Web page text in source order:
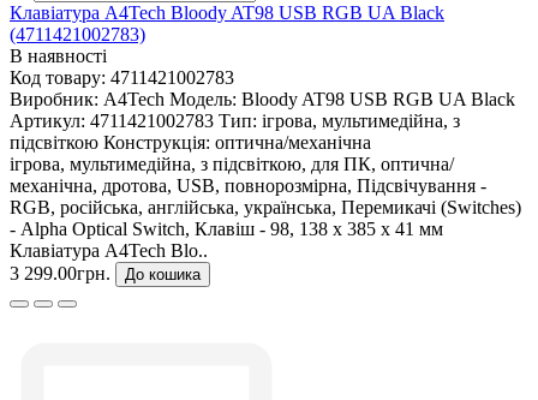
Клавіатура A4Tech Bloody AT98 USB RGB UA Black
(4711421002783)
В наявності
Код товару: 4711421002783
Виробник: A4Tech Модель: Bloody AT98 USB RGB UA Black
Артикул: 4711421002783 Тип: ігрова, мультимедійна, з
підсвіткою Конструкція: оптична/механічна
ігрова, мультимедійна, з підсвіткою, для ПК, оптична/
механічна, дротова, USB, повнорозмірна, Підсвічування -
RGB, російська, англійська, українська, Перемикачі (Switches)
- Alpha Optical Switch, Клавіш - 98, 138 х 385 х 41 мм
Клавіатура A4Tech Blo..
3 299.00грн.
До кошика